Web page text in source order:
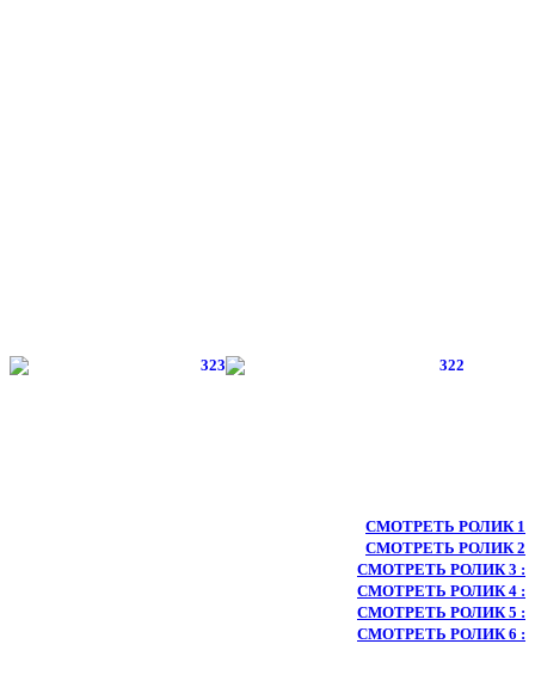
СМОТРЕТЬ РОЛИК 1
СМОТРЕТЬ РОЛИК 2
СМОТРЕТЬ РОЛИК 3 :
СМОТРЕТЬ РОЛИК 4 :
СМОТРЕТЬ РОЛИК 5 :
СМОТРЕТЬ РОЛИК 6 :